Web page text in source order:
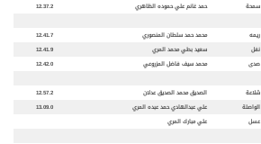
سمحة حمد غانم علي حموده الظاهري 12.37.2
ريمه محمد حمد سلطان المنصوري
12.41.7
نفل سعيد بطي محمد المري
12.41.9
صدى محمد سيف فاضل المزروعي 12.42.0
شلاعة الصديق محمد الصديق عدلان
12.57.2
الواصلة علي عبدالهادي حمد عبده المري
13.09.0
عسل علي مبارك المري